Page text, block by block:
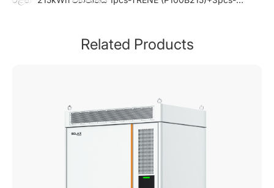
Related Products